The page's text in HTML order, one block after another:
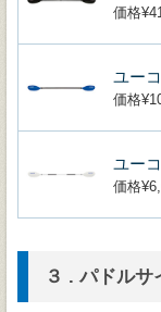
価格
ユー
価格
ユー
価格
３ . パドルサ